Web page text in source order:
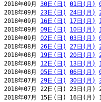
2018年09月 30日(日) 01日(月)
2018年09月 23日(日) 24日(月)
2018年09月 16日(日) 17日(月)
2018年09月 09日(日) 10日(月)
2018年09月 02日(日) 03日(月)
2018年08月 26日(日) 27日(月)
2018年08月 19日(日) 20日(月)
2018年08月 12日(日) 13日(月)
2018年08月 05日(日) 06日(月)
2018年07月 29日(日) 30日(月)
2018年07月 22日(日) 23日(月)
2018年07月 15日(日) 16日(